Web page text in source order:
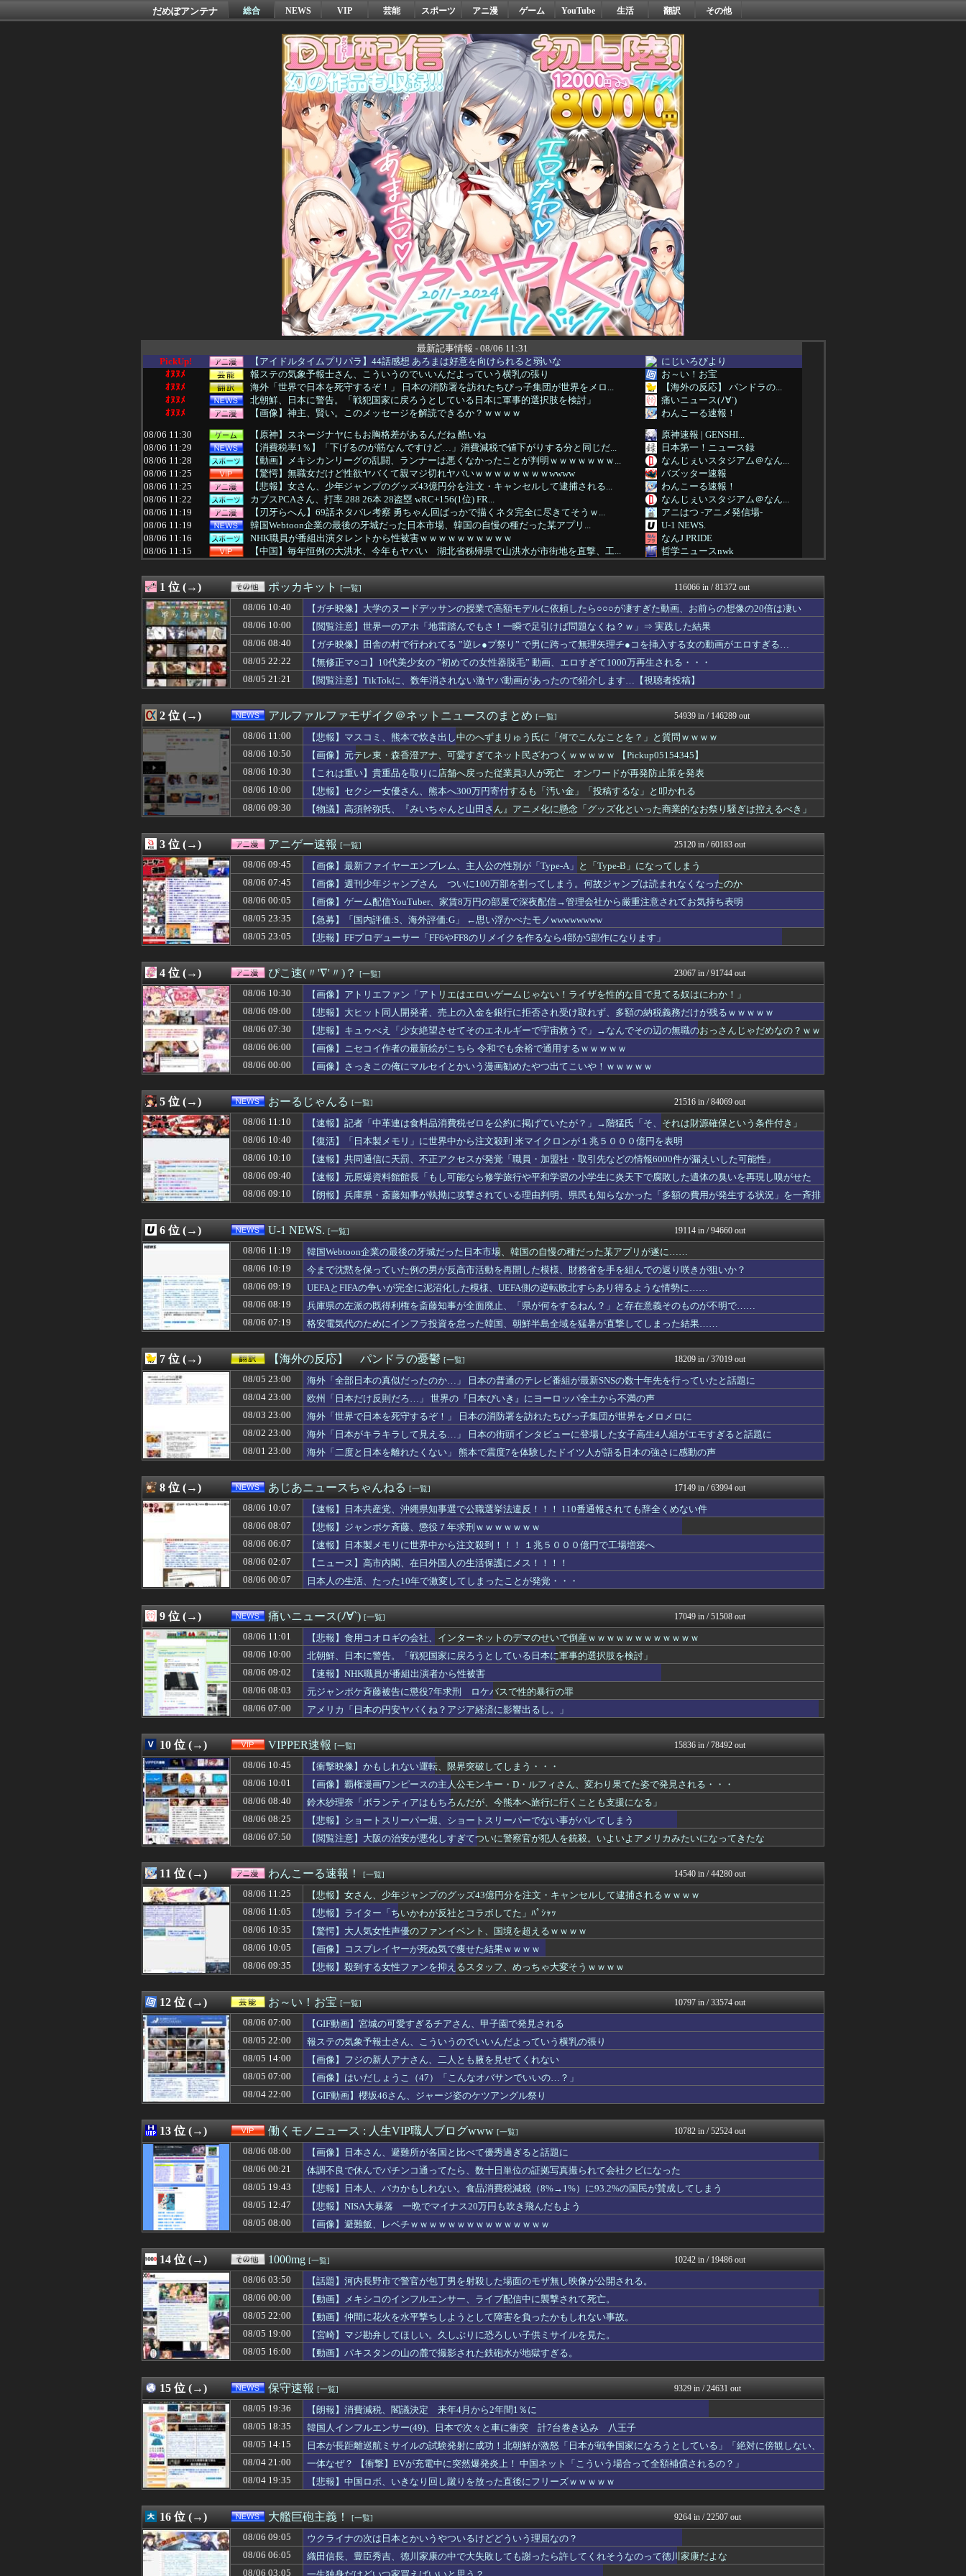
だめぽアンテナ 総合 NEWS VIP 芸能 スポーツ アニ漫 ゲーム YouTube 生活 翻訳 その他
最新記事情報 - 08/06 11:31
PickUp!
【アイドルタイムプリパラ】44話感想 あろまは好意を向けられると弱いな
にじいろびより
ｵﾇﾇﾒ
報ステの気象予報士さん、こういうのでいいんだよっていう横乳の張り
お～い！お宝
ｵﾇﾇﾒ
海外「世界で日本を死守するぞ！」 日本の消防署を訪れたちびっ子集団が世界をメロ...
【海外の反応】 パンドラの...
ｵﾇﾇﾒ
北朝鮮、日本に警告。「戦犯国家に戻ろうとしている日本に軍事的選択肢を検討」
痛いニュース(ﾉ∀`)
ｵﾇﾇﾒ
【画像】神主、賢い。このメッセージを解読できるか？ｗｗｗｗ
わんこーる速報！
08/06 11:30
【原神】スネージナヤにもお胸格差があるんだね 酷いね
原神速報 | GENSHI...
08/06 11:29
【消費税率1％】「下げるのが筋なんですけど…」消費減税で値下がりする分と同じだ...
日本第一！ニュース録
08/06 11:28
【動画】メキシカンリーグの乱闘、ランナーは悪くなかったことが判明ｗｗｗｗｗｗｗ...
なんじぇいスタジアム＠なん...
08/06 11:25
【驚愕】無職女だけど性欲ヤバくて親マジ切れヤバいｗｗｗｗｗｗｗｗwwww
バズッター速報
08/06 11:25
【悲報】女さん、少年ジャンプのグッズ43億円分を注文・キャンセルして逮捕される...
わんこーる速報！
08/06 11:22
カブスPCAさん、打率.288 26本 28盗塁 wRC+156(1位) FR...
なんじぇいスタジアム＠なん...
08/06 11:19
【刃牙らへん】69話ネタバレ考察 勇ちゃん回ばっかで描くネタ完全に尽きてそうｗ...
アニはつ -アニメ発信場-
08/06 11:19
韓国Webtoon企業の最後の牙城だった日本市場、韓国の自慢の種だった某アプリ...
U-1 NEWS.
08/06 11:16
NHK職員が番組出演タレントから性被害ｗｗｗｗｗｗｗｗｗｗ
なんJ PRIDE
08/06 11:15
【中国】毎年恒例の大洪水、今年もヤバい 湖北省秭帰県で山洪水が市街地を直撃、工...
哲学ニュースnwk
08/06 11:13
昨日の9回の新庄の采配www
なんじぇいスタジアム＠なん...
08/06 11:12
彼氏とのデートの会計で彼が「端数の25円出して」正直に出したらこうなったwww
浮気ちゃんねる
08/06 11:12
【動画】広島慰霊の日に発生したパヨク集団、強制退去で機動隊により無事排除される
もえるあじあ(･∀･)
08/06 11:12
【悲報】NHK、ガチで『恐ろしい事実』が判明する・・・・・
NEWSまとめもりー｜2c...
08/06 11:12
減塩って普通に生きてたら不可能じゃない…？
ゴールデンタイムズ
08/06 11:10
【速報】記者「中革連は食料品消費税ゼロを公約に掲げていたが？」→階猛氏「そ、そ...
おーるじゃんる
08/06 11:09
【画像】チー牛が必ず1回はヌいてるプリキュアのキャラがこちらwww
ぶる速-VIP
08/06 11:09
【画像】兎田ぺこら×宝鐘マリン：水着ガチャきｔら！水着コンプリートできるのはぺ...
トレンドの通り道
08/06 11:08
【悲報】海外視察帰りの蔵内勇夫・福岡県議「ネパールは天国だった！」あまりの能天...
政経ワロスまとめニュース♪
08/06 11:05
【悲報】ライター「ちいかわが反社とコラボしてた」ﾊﾟｼｬｯ
わんこーる速報！
08/06 11:05
『みんなのGOLF WORLD』、改善に向けてアプデ計画公表
げぇ速
08/06 11:05
【画像あり】宇多田ヒカル「ドラゴンボール読んでたら疑問に思うところがあったん...
不思議.net - 5ch...
08/06 11:05
【画像】この推定Gカップ以上のお○ぱい、本物かわかる？
女子アナお宝画像速報－5c...
08/06 11:05
シカホワ村上宗隆、通訳なしで普通に会話。コーチ「今10段階で6ぐらい。来た時は...
ツバメ速報＠ヤクルトスワロ...
08/06 11:05
【円介入】岸田文雄元首相､日米の通貨当局が実施した為替介入は｢一時しのぎに過ぎ...
【サッカー まとめ】サカラ...
08/06 11:05
【悲報】ピカチュウが大量に半額
カンダタ速報
08/06 11:04
無職転生のアニメ日常回しか無くてストーリー進まなくね
おたくみくす 声優まとめ
08/06 11:03
【画像】オーストラリアの女優さん、妊娠してお腹が膨らんでる状態で雑誌撮影の仕事...
いたしん！
08/06 11:02
【パ順位】鷹========猫-公=====檻-/==鴎=========鷲（...
やみ速@なんJ西武まとめ
08/06 11:02
【ガンプラ】安くなってるけど…安くはないな
GUNDAM.LOG｜ガン...
08/06 11:01
【画像】フジテレビ2026入社新人アナウンサーｗｗｗｗｗｗｗｗｗ
なんJ PRIDE
08/06 11:01
【悲報】食用コオロギの会社、インターネットのデマのせいで倒産ｗｗｗｗｗｗｗｗｗ...
痛いニュース(ﾉ∀`)
08/06 11:01
【ウマ娘】この忠犬2匹…どちらも足が速くておばかだな？
ウマ娘まとめ速報うまろぐ
08/06 11:00
甲子園初・女性の審判員がデビュー 試合後に涙…「嬉しい気持ちと絶対失敗しちゃい...
日刊やきう速報
08/06 11:00
阪神・神宮、プロ初登板はパーフェクトリリーフ
阪神タイガースちゃんねる
08/06 11:00
挿れたくなる池田テレサちゃんのお口、我慢できねえってwwwwwww
乃木通 乃木坂46櫻坂46...
08/06 11:00
【VTuber】千羽師匠、Grokに自分の気持ち悪いツイート聞くやつやってるの...
08/06 11:00
外出時、夫も同意して用事の後に私の行きたい店へ行く予定だった。だが用事が終わる...
渡る世間はキチばかり - ...
08/06 11:00
【悲報】マスコミ、熊本で炊き出し中のへずまりゅう氏に「何でこんなことを？」と質...
アルファルファモザイク＠ネ...
08/06 11:00
【セール】レグザの100インチ、シャープAQUOS、パナソニックビエラ、ハイセ...
ほんわかMkⅡ
08/06 11:00
【前編】部屋の段ボールに隠してあるCDが15枚ほど消えてた。うちでお茶した近所...
修羅場ライフ速報
08/06 11:00
セクシー女優「熊本に300万円寄付します」 アンチ「汚い金ありがとう♥」
投資ちゃんねる
08/06 11:00
【画像】半世紀以上前の母子手帳、迫真すぎて草
妹はVIPPER
08/06 11:00
「何者にもなれなかった結果、○○するのは本当にやめた方がいい。それやっても自分...
08/06 11:00
岸田文雄元首相､円安を阻止するために日米の通貨当局が実施した為替介入は｢一時し...
みそパンNEWS
08/06 11:00
【ラブライブ！】ラブライブシリーズカスタムグッズ決定
08/06 11:00
【前編】妻が娘（前妻との子）を連れて家を出て行った。前妻に育児放棄され22歳に...
すまいる(^-^)ぶろぐ
08/06 11:00
【朗報】韓国の掲示板「日本のペンギンがストライキ」
ニチカン！
08/06 11:00
周防パトラさん、あまりオフのことを言わなくなる？
ゲーム実況者速報＠YouT...
08/06 11:00
行きつけの眉サロンある？
ファ板速報
1人でタイ旅行って危ないの？
エアライン本舗
08/06 10:59
吉田綾乃クリスティーさん、号泣…【乃木坂46】
坂道情報通～乃木坂46まと...
08/06 10:57
母「事故だったのよ」家族「母さんがわざとやるはずない」→嫁が毒を飲まされ子ども...
素敵な鬼女様
08/06 10:57
原爆投下81年 高まる核リスク 被爆者減る中、広島から平和訴え
がーるずレポート - ガー...
08/06 10:57
【日向坂46】鼻血注意... 正源司陽子、かほりん写真集に大興奮
日向坂46まとめもり～
08/06 10:56
オンラインストア「60%」が8周年記念キャンペーンを開催、8つの特別企画を展開
08/06 10:56
「SORIN（ソリン）」2026年秋の最新コレクションカタログをWEB公開 「...
ファ板速報
08/06 10:56
PLEATSMAMA、阪神梅田本店に初上陸！梅田エリア初の期間限定ポップアップ...
ファ板速報
HARE初の夏祭り企画「晴祭」を開催！書道家・現代アーティスト郷祥氏とのコラボ...
ファ板速報
08/06 10:56
Mila Owenがベーシックを刷新する「DENIM COLLECTION」を...
ファ板速報
08/06 10:55
【巨人】宇都宮葵星が７日の３軍戦で約３か月半ぶり実戦復帰「やってきたことをでき...
なんじぇいスタジアム＠なん...
08/06 10:55
【朗報】Amazonで「GANTZ」が全巻100円
ガジェット2ch
08/06 10:55
エジプトで自撮りしていたら、ガイドが「撮りますよ！」→ノリノリでポーズを取って...
国難にあってもの申す！！
08/06 10:53
八村塁「Bリーグでキャリアを終わらせたい」 将来のビジョンに言及
バスケまとめ・COM
08/06 10:50
【画像】特攻隊の特攻前の集合写真がこれ、この人達のおかげで今のワイらが存在する...
ラビット速報
08/06 10:50
【画像】元テレ東・森香澄アナ、可愛すぎてネット民ざわつくｗｗｗｗｗ 【Pick...
08/06 10:50
ウトがウワキしてる事が発覚し、トメが倒れた。ブチギレた夫とウトが殴り合いになり...
かぞくちゃんねる
08/06 10:47
【衝撃】AIによるレストラン予約「オートリザーブ」、やっぱダメそう・・・・・
スマブラ屋さん | スマブ...
08/06 10:46
【悲報】井端ジャパン、最悪の空気のまま解散していた
なんじぇいスタジアム＠なん...
NPB「暑さ対策でファームの開始時間変更します」ワイ「ええやん、何時や？」NP...
なんJ PRIDE
08/06 10:45
【衝撃映像】かもしれない運転、限界突破してしまう・・・
VIPPER速報
08/06 10:41
【動画】あのちゃん、また我々をシコらすｗｗｗｗｗｗｗｗｗｗｗｗｗｗｗｗｗｗｗｗ...
mashlife通信
08/06 10:41
岸田文雄元首相､円安を阻止するために日米の通貨当局が実施した為替介入は｢一時し...
かせまと！
08/06 10:40
【ガチ映像】大学のヌードデッサンの授業で高額モデルに依頼したら○○○が凄すぎた...
ポッカキット
08/06 10:40
【復活】「日本製メモリ」に世界中から注文殺到 米マイクロンが１兆５０００億円を...
08/06 10:39
私たちが母だと思ってた人から衝撃の事実を明かされた
おうち速報
結婚してから惚気話が止まらない友人。会話の最後に毎回「後出し」で自慢を入れてく...
連れて行かれた
easterEgg
08/06 10:38
【悲報】かつて６５０万部を誇った週刊少年ジャンプ、発行部数100万部割れ → ...
08/06 10:37
【リコリス・リコイル】セガ「錦木千束」と「井ノ上たきな」 STREET SNA...
08/06 10:35
【悲報】浅田真央ちゃんの婚活条件ｗｗｗｗｗｗｗ(※画像あり)
不思議.net - 5ch...
08/06 10:35
勝って欲しいスポーツの試合って私が見ると負けることがすごく多い気がしてる
子育てちゃんねる
08/06 10:35
【驚愕】大人気女性声優のファンイベント、国境を超えるｗｗｗｗ
わんこーる速報！
08/06 10:34
ボクシング元世界王者・薬師寺保栄被告 養子縁組届を偽造して提出した罪認める
筋肉速報
08/06 10:33
【悲報】高野連「暑熱対策で第2試合は13:30プレイボールや！」
なんじぇいスタジアム＠なん...
08/06 10:33
【朗報】のんさん(33)のちょうどいいボディーラインwwwwwwwww
08/06 10:32
【速報】FIFA会長、過ち認め「心から謝罪」←頭を丸めろとネットの声ｗｗｗｗｗ...
【サッカー まとめ】サカラ...
08/06 10:31
斎藤佑樹「高校野球７イニング制に大賛成」 田中将大「7回はない」
08/06 10:31
結婚考えてた女の子が母親から虐待受けてたんやが
08/06 10:31
【銀魂】G.E.M.シリーズ「神楽[限定復刻版再販)]」フィギュア【明日予約開...
fig速
08/06 10:31
【NARUTO】NARUTOギャルズ「テンテン再販)」フィギュア【明日予約開始...
fig速
08/06 10:30
【グラオRUSH】ダイナムのクレーンゲーム店、今月2店舗目が富山県にグランドオ...
パチンコ・パチスロ.com
08/06 10:30
【原神】星拡散実装でチャスカまた活躍するね ただチャスカは強さとか以前にケバく...
原神速報 | GENSHI...
08/06 10:30
【これは重い】貴重品を取りに店舗へ戻った従業員3人が死亡 オンワードが再発防止...
08/06 10:30
既婚男性「大学院生のころにオカリナ教えた小学生が現在の妻ですね」→ネット大荒れ...
オレ的ゲーム速報＠刃
08/06 10:30
昨日のDeNA宮下朝陽のファインプレーｗｗｗｗｗ
ベイスターズ速報＠なんJ
08/06 10:30
2Dアクションゲーム『魔神少女エピソード4 届ける想い』8/6本日PS5版リリ...
08/06 10:30
【悲報】お胸が大きすぎるせいでアイドルのオーディションに落ちてしまった女の子が...
08/06 10:30
ふと思った。娘は俺に似てない、って。そして調べた結果は… このまま養い続けるこ...
オーバージョイド！
08/06 10:30
【画像】アトリエファン「アトリエはエロいゲームじゃない！ライザを性的な目で見て...
ぴこ速(〃'∇'〃)？
08/06 10:30
【海外の反応】ジョン・オルルードって「劣化版・元祖大谷翔平」になれるくらいピッ...
Red4 海外の反応まとめ
08/06 10:29
俺「元カノの写真も思い出だから入れよう」婚約者「結婚やめる！」→結婚式で使うア...
修羅場ハザード -復讐・D...
08/06 10:29
【悲報】”ちいかわ”のモモンガ退場まであと残り数話か
漫画まとめ速報
08/06 10:29
【2026年熊本地震】7人犠牲のイオンモール熊本、避難後になぜ再入館? 生存し...
08/06 10:29
中国「アメリカさぁ、調子乗ってるからお前らが頼ってる軍用中国ドローン輸出禁止す...
まとめたニュース
08/06 10:26
ロングはリリーフに戻すかな？
sex射精ﾜｲ「オラ！孕め！ｗｗｗｗｗｗｗｗｗｗ」彼女「え、孕めってなに？」...
ドラクエ13以降のキャラデザは誰が相応しい？
08/06 10:21
【動画】元西武ライオンズのジェフリー・ヤン投手、MLB初奪三振を奪って大はしゃ...
なんじぇいスタジアム＠なん...
08/06 10:19
【動画】アメリカのトー横、えっちすぎるｗｗｗ
じわ速 芸能ニュースまとめ
08/06 10:19
今まで沈黙を保っていた例の男が反高市活動を再開した模様、財務省を手を組んでの返...
U-1 NEWS.
08/06 10:18
【衝撃】マツダ、CX-5がバカ売れで黒字転換ｗｗｗｗｗ(※画像あり)
08/06 10:16
【櫻坂46】まさかの知らせも... Buddies、続々と公開収録会場に【サク...
08/06 10:16
（ ´_ゝ`）中道幹事長、食料品消費税2年間1%の閣議決定を批判 → 記者「中...
もえるあじあ(･∀･)
08/06 10:16
【FF14】Switch2版の携帯モードで絶アレキ時間切れまで到達した猛者が現...
馬鳥速報
08/06 10:16
【悲報】侍ジャパン「監督やって」イチロー・松井秀喜「いやです」侍「しゃーない井...
08/06 10:15
妹から突然「座って用を足して」と真剣にお願いされた。その理由を聞いて思わず反省...
08/06 10:15
元カノが別の男の精液子宮にしこたま溜め込んで帰って来たわww
まとめCUP
08/06 10:13
オタク系コンテンツの主人公「ヒロインか全人類かの二択…ボクはヒロインを選ぶっ！...
異世界転生まとめ速報
08/06 10:12
15階建てマンションのガラス清掃をしていた男性が転落… 全身を強く打って死亡
ゴールデンタイムズ
08/06 10:12
【議論】永住権の条件「日本人世帯の平均年収以上」←これ日本人の半分もクリアでき...
08/06 10:12
嫁には歳が離れた9歳の弟がいる。だがその弟は「弟ではなかった」・・・
浮気ちゃんねる
08/06 10:11
PL学園野球部が休部して今年で10年目、PL学園の全生徒数は35人
なんじぇいスタジアム＠なん...
08/06 10:10
【画像】田中みな実(39) 妊娠中でも露出多めのドレス、これノーブラか？
まとめ芸能＠美女画像まとめ...
08/06 10:10
ジャンポケ斉藤さん、求刑7年・・・
08/06 10:10
【速報】共同通信に天罰、不正アクセスが発覚「職員・加盟社・取引先などの情報60...
08/06 10:09
【画像】さすがにデカすぎるコスプレイヤーwwwwwwwww
ぶる速-VIP
08/06 10:09
入試情報サイトに「中国人避けの文字列」を埋め込んだ東大教授に懲戒処分
コノユビニュース｜みんなの...
08/06 10:09
エアコン修理までまだかかるんやがハッカ油で凌ぐしかないのか…？🥵「キンキンタマ...
トレンドの通り道
08/06 10:08
【画像】本田紗来ちゃん、望結より乳が実ってしまう
アナ速‐女子アナ画像速報
08/06 10:07
【速報】日本共産党、沖縄県知事選で公職選挙法違反！！！ 110番通報されても辞...
08/06 10:06
【画像】昔の日本人の水着、ゑっちｗｗｗｗｗｗｗ
08/06 10:06
空き巣にウォシュレット便座と貴金属を盗まれた。警察が家の前の水跡を追うと五軒先...
修羅場ライフ速報
08/06 10:05
【画像】女教師さん「年頃の男の子がいちばん"オカズ"になるのはこれでしょ･･･...
不思議.net - 5ch...
08/06 10:05
【動画】次期AKB48に加入濃厚な大型美人ルーキーが発見されてしまうｗｗｗｗｗ...
08/06 10:05
伝説のクソゲー、アプリ版「たけしの挑戦状」が配信開始
08/06 10:05
【画像】コスプレイヤーが死ぬ気で痩せた結果ｗｗｗｗ
わんこーる速報！
08/06 10:05
いまシール集めがブームらしいが元祖はビックリマンシール カンダタ速報
1 位 (→) ポッカキット [一覧] 116066 in / 81372 out
08/06 10:40
【ガチ映像】大学のヌードデッサンの授業で高額モデルに依頼したら○○○が凄すぎた動画、お前らの想像の20倍は凄い
08/06 10:00
【閲覧注意】世界一のアホ「地雷踏んでもさ！一瞬で足引けば問題なくね？ｗ」⇒ 実践した結果
08/06 08:40
【ガチ映像】田舎の村で行われてる ”逆レ●プ祭り” で男に跨って無理矢理チ●コを挿入する女の動画がエロすぎる…
08/05 22:22
【無修正マ○コ】10代美少女の ”初めての女性器脱毛” 動画、エロすぎて1000万再生される・・・
08/05 21:21
【閲覧注意】TikTokに、数年消されない激ヤバ動画があったので紹介します…【視聴者投稿】
2 位 (→) アルファルファモザイク＠ネットニュースのまとめ [一覧] 54939 in / 146289 out
08/06 11:00
【悲報】マスコミ、熊本で炊き出し中のへずまりゅう氏に「何でこんなことを？」と質問ｗｗｗｗ
08/06 10:50
【画像】元テレ東・森香澄アナ、可愛すぎてネット民ざわつくｗｗｗｗｗ 【Pickup05154345】
08/06 10:30
【これは重い】貴重品を取りに店舗へ戻った従業員3人が死亡 オンワードが再発防止策を発表
08/06 10:00
【悲報】セクシー女優さん、熊本へ300万円寄付するも「汚い金」「投稿するな」と叩かれる
08/06 09:30
【物議】高須幹弥氏、『みいちゃんと山田さん』アニメ化に懸念「グッズ化といった商業的なお祭り騒ぎは控えるべき」
3 位 (→) アニゲー速報 [一覧] 25120 in / 60183 out
08/06 09:45
【画像】最新ファイヤーエンブレム、主人公の性別が「Type-A」と「Type-B」になってしまう
08/06 07:45
【画像】週刊少年ジャンプさん ついに100万部を割ってしまう。何故ジャンプは読まれなくなったのか
08/06 00:05
【画像】ゲーム配信YouTuber、家賃8万円の部屋で深夜配信→管理会社から厳重注意されてお気持ち表明
08/05 23:35
【急募】「国内評価:S、海外評価:G」 ←思い浮かべたモノwwwwwwww
08/05 23:05
【悲報】FFプロデューサー「FF6やFF8のリメイクを作るなら4部か5部作になります」
4 位 (→) ぴこ速(〃'∇'〃)？ [一覧] 23067 in / 91744 out
08/06 10:30
【画像】アトリエファン「アトリエはエロいゲームじゃない！ライザを性的な目で見てる奴はにわか！」
08/06 09:00
【悲報】大ヒット同人開発者、売上の入金を銀行に拒否され受け取れず、多額の納税義務だけが残るｗｗｗｗｗ
08/06 07:30
【悲報】キュゥべえ「少女絶望させてそのエネルギーで宇宙救うで」→なんでその辺の無職のおっさんじゃだめなの？ｗｗ
ｗｗｗ
08/06 06:00
【画像】ニセコイ作者の最新絵がこちら 令和でも余裕で通用するｗｗｗｗｗ
08/06 00:00
【画像】さっきこの俺にマルセイとかいう漫画勧めたやつ出てこいや！ｗｗｗｗｗ
5 位 (→) おーるじゃんる [一覧] 21516 in / 84069 out
08/06 11:10
【速報】記者「中革連は食料品消費税ゼロを公約に掲げていたが？」→階猛氏「そ、それは財源確保という条件付き」
08/06 10:40
【復活】「日本製メモリ」に世界中から注文殺到 米マイクロンが１兆５０００億円を表明
08/06 10:10
【速報】共同通信に天罰、不正アクセスが発覚「職員・加盟社・取引先などの情報6000件が漏えいした可能性」
08/06 09:40
【速報】元原爆資料館館長「もし可能なら修学旅行や平和学習の小学生に炎天下で腐敗した遺体の臭いを再現し嗅がせた
い」
08/06 09:10
【朗報】兵庫県・斎藤知事が執拗に攻撃されている理由判明、県民も知らなかった「多額の費用が発生する状況」を一斉排
6 位 (→) U-1 NEWS. [一覧] 19114 in / 94660 out
08/06 11:19
韓国Webtoon企業の最後の牙城だった日本市場、韓国の自慢の種だった某アプリが遂に……
08/06 10:19
今まで沈黙を保っていた例の男が反高市活動を再開した模様、財務省を手を組んでの返り咲きが狙いか？
08/06 09:19
UEFAとFIFAの争いが完全に泥沼化した模様、UEFA側の逆転敗北すらあり得るような情勢に……
08/06 08:19
兵庫県の左派の既得利権を斎藤知事が全面廃止、「県が何をするねん？」と存在意義そのものが不明で……
08/06 07:19
格安電気代のためにインフラ投資を怠った韓国、朝鮮半島全域を猛暑が直撃してしまった結果……
7 位 (→) 【海外の反応】 パンドラの憂鬱 [一覧] 18209 in / 37019 out
08/05 23:00
海外「全部日本の真似だったのか…」 日本の普通のテレビ番組が最新SNSの数十年先を行っていたと話題に
08/04 23:00
欧州「日本だけ反則だろ…」 世界の『日本びいき』にヨーロッパ全土から不満の声
08/03 23:00
海外「世界で日本を死守するぞ！」 日本の消防署を訪れたちびっ子集団が世界をメロメロに
08/02 23:00
海外「日本がキラキラして見える…」 日本の街頭インタビューに登場した女子高生4人組がエモすぎると話題に
08/01 23:00
海外「二度と日本を離れたくない」 熊本で震度7を体験したドイツ人が語る日本の強さに感動の声
8 位 (→) あじあニュースちゃんねる [一覧] 17149 in / 63994 out
08/06 10:07
【速報】日本共産党、沖縄県知事選で公職選挙法違反！！！ 110番通報されても辞全くめない件
08/06 08:07
【悲報】ジャンポケ斉藤、懲役７年求刑ｗｗｗｗｗｗｗ
08/06 06:07
【速報】日本製メモリに世界中から注文殺到！！！ １兆５０００億円で工場増築へ
08/06 02:07
【ニュース】高市内閣、在日外国人の生活保護にメス！！！！
08/06 00:07
日本人の生活、たった10年で激変してしまったことが発覚・・・
9 位 (→) 痛いニュース(ﾉ∀`) [一覧] 17049 in / 51508 out
08/06 11:01
【悲報】食用コオロギの会社、インターネットのデマのせいで倒産ｗｗｗｗｗｗｗｗｗｗｗｗ
08/06 10:00
北朝鮮、日本に警告。「戦犯国家に戻ろうとしている日本に軍事的選択肢を検討」
08/06 09:02
【速報】NHK職員が番組出演者から性被害
08/06 08:03
元ジャンポケ斉藤被告に懲役7年求刑 ロケバスで性的暴行の罪
08/06 07:00
アメリカ「日本の円安ヤバくね？アジア経済に影響出るし。」
10 位 (→) VIPPER速報 [一覧] 15836 in / 78492 out
08/06 10:45
【衝撃映像】かもしれない運転、限界突破してしまう・・・
08/06 10:01
【画像】覇権漫画ワンピースの主人公モンキー・D・ルフィさん、変わり果てた姿で発見される・・・
08/06 08:40
鈴木紗理奈「ボランティアはもちろんだが、今熊本へ旅行に行くことも支援になる」
08/06 08:25
【悲報】ショートスリーパー堀、ショートスリーパーでない事がバレてしまう
08/06 07:50
【閲覧注意】大阪の治安が悪化しすぎてついに警察官が犯人を銃殺。いよいよアメリカみたいになってきたな
11 位 (→) わんこーる速報！ [一覧] 14540 in / 44280 out
08/06 11:25
【悲報】女さん、少年ジャンプのグッズ43億円分を注文・キャンセルして逮捕されるｗｗｗｗ
08/06 11:05
【悲報】ライター「ちいかわが反社とコラボしてた」ﾊﾟｼｬｯ
08/06 10:35
【驚愕】大人気女性声優のファンイベント、国境を超えるｗｗｗｗ
08/06 10:05
【画像】コスプレイヤーが死ぬ気で痩せた結果ｗｗｗｗ
08/06 09:35
【悲報】殺到する女性ファンを抑えるスタッフ、めっちゃ大変そうｗｗｗｗ
12 位 (→) お～い！お宝 [一覧] 10797 in / 33574 out
08/06 07:00
【GIF動画】宮城の可愛すぎるチアさん、甲子園で発見される
08/05 22:00
報ステの気象予報士さん、こういうのでいいんだよっていう横乳の張り
08/05 14:00
【画像】フジの新人アナさん、二人とも腋を見せてくれない
08/05 07:00
【画像】はいだしょうこ（47）「こんなオバサンでいいの…？」
08/04 22:00
【GIF動画】櫻坂46さん、ジャージ姿のケツアングル祭り
13 位 (→) 働くモノニュース : 人生VIP職人ブログwww [一覧] 10782 in / 52524 out
08/06 08:00
【画像】日本さん、避難所が各国と比べて優秀過ぎると話題に
08/06 00:21
体調不良で休んでパチンコ通ってたら、数十日単位の証拠写真撮られて会社クビになった
08/05 19:43
【悲報】日本人、バカかもしれない。食品消費税減税（8%→1%）に93.2%の国民が賛成してしまう
08/05 12:47
【悲報】NISA大暴落 一晩でマイナス20万円も吹き飛んだもよう
08/05 08:00
【画像】避難飯、レベチｗｗｗｗｗｗｗｗｗｗｗｗｗｗｗ
14 位 (→) 1000mg [一覧] 10242 in / 19486 out
08/06 03:50
【話題】河内長野市で警官が包丁男を射殺した場面のモザ無し映像が公開される。
08/06 00:00
【動画】メキシコのインフルエンサー、ライブ配信中に襲撃されて死亡。
08/05 22:00
【動画】仲間に花火を水平撃ちしようとして障害を負ったかもしれない事故。
08/05 19:00
【宮崎】マジ勘弁してほしい。久しぶりに恐ろしい子供ミサイルを見た。
08/05 16:00
【動画】パキスタンの山の麓で撮影された鉄砲水が地獄すぎる。
15 位 (→) 保守速報 [一覧] 9329 in / 24631 out
08/05 19:36
【朗報】消費減税、閣議決定 来年4月から2年間1％に
08/05 18:35
韓国人インフルエンサー(49)、日本で次々と車に衝突 計7台巻き込み 八王子
08/05 14:15
日本が長距離巡航ミサイルの試験発射に成功！北朝鮮が激怒「日本が戦争国家になろうとしている」「絶対に傍観しない、
必ず後悔させる」
08/04 21:00
一体なぜ？ 【衝撃】EVが充電中に突然爆発炎上！ 中国ネット「こういう場合って全額補償されるの？」
08/04 19:35
【悲報】中国ロボ、いきなり回し蹴りを放った直後にフリーズｗｗｗｗｗ
16 位 (→) 大艦巨砲主義！ [一覧] 9264 in / 22507 out
08/06 09:05
ウクライナの次は日本とかいうやついるけどどういう理屈なの？
08/06 06:05
織田信長、豊臣秀吉、徳川家康の中で大失敗しても謝ったら許してくれそうなのって徳川家康だよな
08/06 03:05